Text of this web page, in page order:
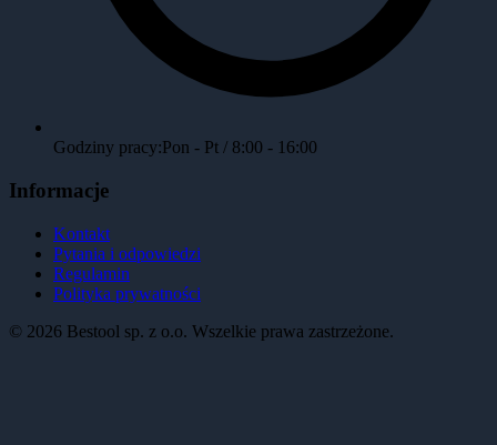
Godziny pracy:Pon - Pt / 8:00 - 16:00
Informacje
Kontakt
Pytania i odpowiedzi
Regulamin
Polityka prywatności
© 2026 Bestool sp. z o.o. Wszelkie prawa zastrzeżone.